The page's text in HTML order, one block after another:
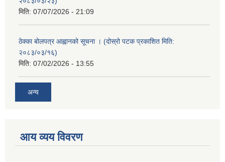
मिति: 07/07/2026 - 21:09
ठेक्का बोलपत्र आह्वानको सूचना । (दोस्रो पटक प्रकाशित मिति:
२०८३/०३/१६)
मिति: 07/02/2026 - 13:55
अन्य
आय व्यय विवरण